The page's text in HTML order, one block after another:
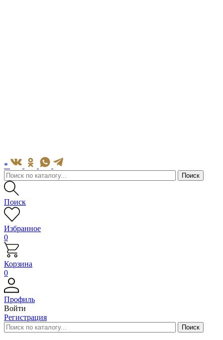
*
Поиск
Избранное
0
Корзина
0
Профиль
Войти
Регистрация